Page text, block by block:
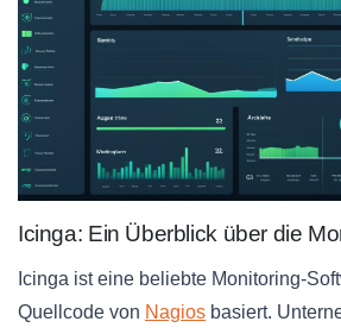
Icinga: Ein Überblick über die
Icinga ist eine beliebte Monitoring-
Quellcode von Nagios basiert.